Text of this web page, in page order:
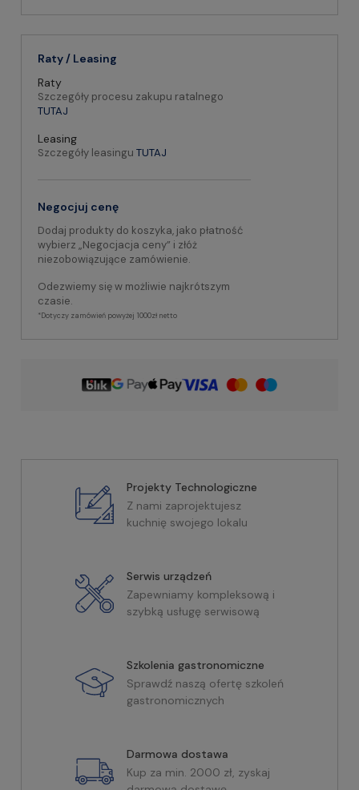
Raty / Leasing
Raty
Szczegóły procesu zakupu ratalnego
TUTAJ
Leasing
Szczegóły leasingu TUTAJ
Negocjuj cenę
Dodaj produkty do koszyka, jako płatność
wybierz „Negocjacja ceny” i złóż
niezobowiązujące zamówienie.
Odezwiemy się w możliwie najkrótszym
czasie.
*Dotyczy zamówień powyżej 1000zł netto
Projekty Technologiczne
Z nami zaprojektujesz
kuchnię swojego lokalu
Serwis urządzeń
Zapewniamy kompleksową i
szybką usługę serwisową
Szkolenia gastronomiczne
Sprawdź naszą ofertę szkoleń
gastronomicznych
Darmowa dostawa
Kup za min. 2000 zł, zyskaj